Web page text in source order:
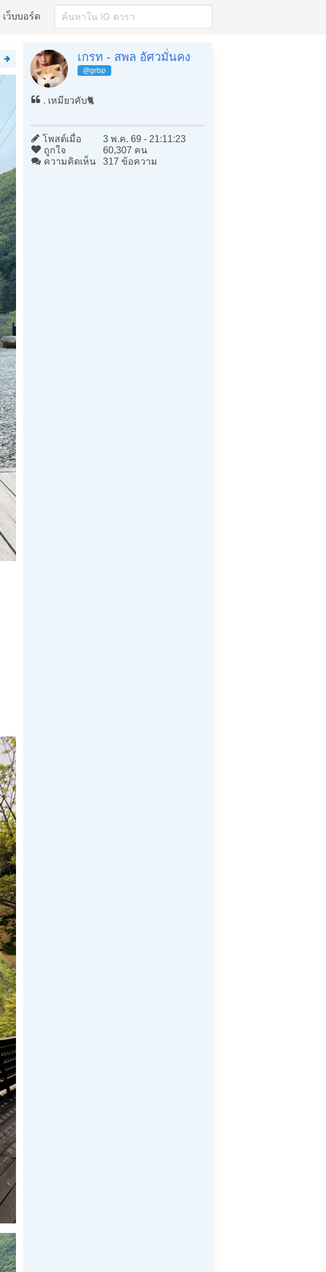
เว็บบอร์ด
เกรท - สพล อัศวมั่นคง
@grtsp
. เหมียวคับ🐈
โพสต์เมื่อ
3 พ.ค. 69 - 21:11:23
ถูกใจ
60,307 คน
ความคิดเห็น
317 ข้อความ